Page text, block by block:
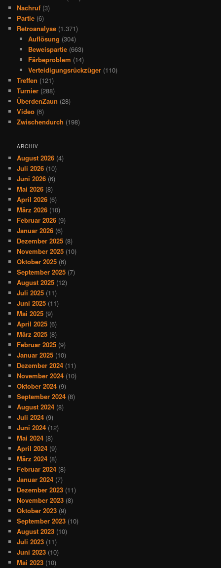
Nachruf (3)
Partie (6)
Retroanalyse (1.371)
Auflösung (304)
Beweispartie(663)
Färbeproblem (14)
Verteidigungsrückzüger(110)
Treffen (121)
Turnier (288)
ÜberdenZaun (28)
Video (6)
Zwischendurch (198)
ARCHIV
August 2026 (4)
Juli 2026 (10)
Juni 2026 (6)
Mai 2026 (8)
April 2026 (6)
März 2026 (10)
Februar 2026 (9)
Januar 2026 (6)
Dezember 2025 (8)
November 2025 (10)
Oktober 2025 (6)
September 2025 (7)
August 2025 (12)
Juli 2025 (11)
Juni 2025 (11)
Mai 2025 (9)
April 2025 (6)
März 2025 (8)
Februar 2025 (9)
Januar 2025 (10)
Dezember 2024 (11)
November 2024 (10)
Oktober 2024 (9)
September 2024 (8)
August 2024 (8)
Juli 2024 (9)
Juni 2024 (12)
Mai 2024 (8)
April 2024 (9)
März 2024 (8)
Februar 2024 (8)
Januar 2024 (7)
Dezember 2023 (11)
November 2023 (8)
Oktober 2023 (9)
September 2023 (10)
August 2023 (10)
Juli 2023 (11)
Juni 2023 (10)
Mai 2023 (10)